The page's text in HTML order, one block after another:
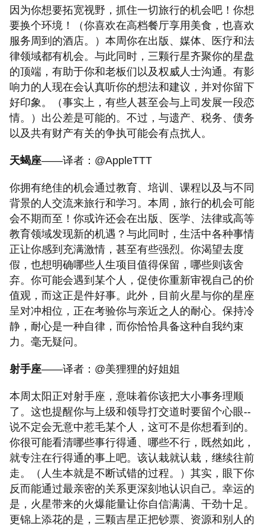
因为你想要拓宽视野，抓住一切旅行的机会吧！你想
要换个环境！（你喜欢在高档餐厅享用美食，也喜欢
服务周到的酒店。）本周你在出版、媒体、医疗和法
律领域都有机会。与此同时，三颗行星齐聚你的星盘
的顶端，有助于你和老板们以及权威人士沟通。有影
响力的人现在会认真听你的想法和建议，并对你留下
好印象。（事实上，有些人甚至会与上司发展一段恋
情。）出公差是可能的。不过，与遗产、税务、债务
以及共有财产有关的争执可能会有点扰人。
天蝎座——译者：@AppleTTT
你拥有绝佳的机会通过教育、培训、课程以及与不同
背景的人交流来旅行和学习。本周，旅行的机会可能
会不期而至！你或许还会在出版、医学、法律或高等
教育领域发现新的机遇？与此同时，生活中各种事情
正让你感到充满激情，甚至有些强烈。你渴望去度
假，也想明确哪些人生项目值得保留，哪些则该舍
弃。你可能会遇到某个人，促使你重新审视自己的价
值观，而这正是件好事。此外，目前火星与你的星座
呈对冲相位，正在考验你与亲近之人的耐心。保持冷
静，耐心是一种自律，而你恰恰具备这种自我约束
力。毫无疑问。
射手座——译者：@美狸狸的好姐姐
本周太阳正对射手座，意味着你该把大小事务理顺
了。这也提醒你与上级和领导打交道时要留个心眼--
说不定会无意中惹毛某个人，这可不是你想看到的。
你很可能看清哪些事行得通、哪些不行，既然如此，
就专注在行得通的事上吧。该认栽就认栽，继续往前
走。（人生本就是不断试错的过程。）其实，眼下你
反而能通过最亲密的关系更深刻地认识自己。幸运的
是，火星带来的火爆能量让你自信满满、干劲十足。
更锦上添花的是，三颗吉星正把钞票、资源和别人的